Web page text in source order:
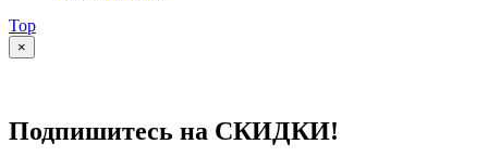
Top
×
Подпишитесь на СКИДКИ!